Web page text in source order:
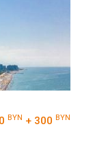
BYN + 300 BYN